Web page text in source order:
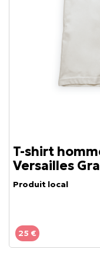
T-shirt
Versailles
Produit local
25 €